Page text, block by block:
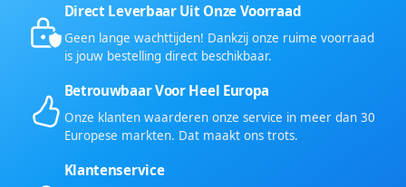
Direct Leverbaar Uit Onze Voorraad
Geen lange wachttijden! Dankzij onze ruime voorraad
is jouw bestelling direct beschikbaar.
Betrouwbaar Voor Heel Europa
Onze klanten waarderen onze service in meer dan 30
Europese markten. Dat maakt ons trots.
Klantenservice